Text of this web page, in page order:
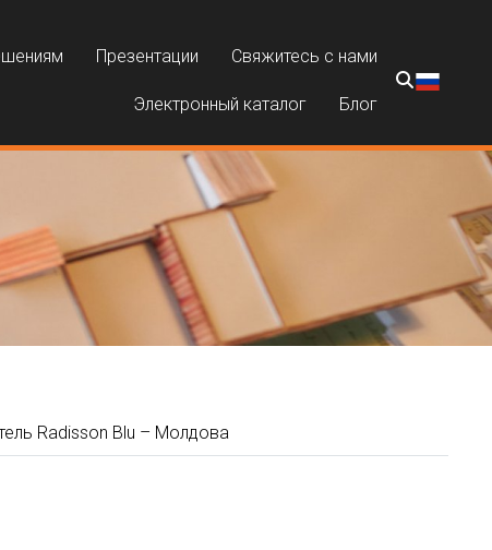
Презентации Свяжитесь с нами
Электронный каталог Блог
Radisson Blu – Молдова